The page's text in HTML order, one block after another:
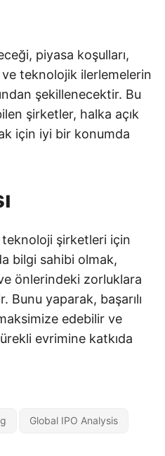
piyasa koşulları,
teknolojik ilerlemelerin
şekillenecektir. Bu
şirketler, halka açık
için iyi bir konumda
teknoloji şirketleri için
bilgi sahibi olmak,
önlerindeki zorluklara
Bunu yaparak, başarılı
edebilir ve
evrimine katkıda
Global IPO Analysis